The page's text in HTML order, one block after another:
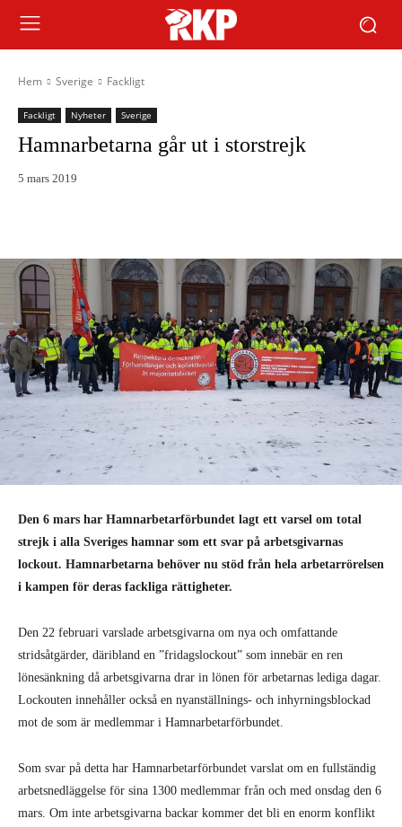
Hem Sverige Fackligt
Fackligt Nyheter Sverige
Hamnarbetarna går ut i storstrejk
5 mars 2019
Den 6 mars har Hamnarbetarförbundet lagt ett varsel om total
strejk i alla Sveriges hamnar som ett svar på arbetsgivarnas
lockout. Hamnarbetarna behöver nu stöd från hela arbetarrörelsen
i kampen för deras fackliga rättigheter.
Den 22 februari varslade arbetsgivarna om nya och omfattande
stridsåtgärder, däribland en ”fridagslockout” som innebär en ren
lönesänkning då arbetsgivarna drar in lönen för arbetarnas lediga dagar.
Lockouten innehåller också en nyanställnings- och inhyrningsblockad
mot de som är medlemmar i Hamnarbetarförbundet.
Som svar på detta har Hamnarbetarförbundet varslat om en fullständig
arbetsnedläggelse för sina 1300 medlemmar från och med onsdag den 6
mars. Om inte arbetsgivarna backar kommer det bli en enorm konflikt